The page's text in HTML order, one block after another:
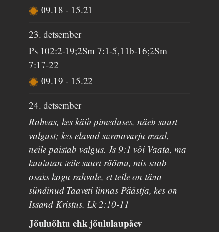
09.18- 15.21
23. detsember
Ps 102:2-19;2Sm 7:1-5,11b-16;2Sm
7:17-22
09.19- 15.22
24. detsember
Rahvas, kes käib pimeduses, näeb suurt
valgust; kes elavad surmavarju maal,
neile paistab valgus. Js 9:1 või Vaata, ma
kuulutan teile suurt rõõmu, mis saab
osaks kogu rahvale, et teile on täna
sündinud Taaveti linnas Päästja, kes on
Issand Kristus. Lk 2:10-11
Jõuluõhtu ehk jõululaupäev